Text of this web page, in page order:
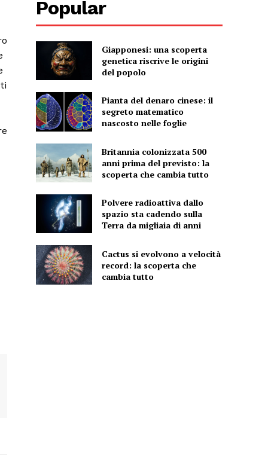
Popular
Giapponesi: una scoperta
genetica riscrive le origini
del popolo
Pianta del denaro cinese: il
segreto matematico
nascosto nelle foglie
Britannia colonizzata 500
anni prima del previsto: la
scoperta che cambia tutto
Polvere radioattiva dallo
spazio sta cadendo sulla
Terra da migliaia di anni
Cactus si evolvono a velocità
record: la scoperta che
cambia tutto